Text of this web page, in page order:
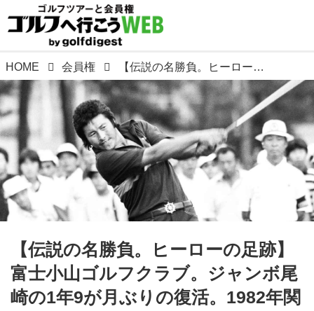
HOME 会員権 【伝説の名勝負。ヒーローの足跡】富士小山ゴルフクラブ。ジャンボ尾崎の1年9が月ぶりの復活。1982年関東オープン
【伝説の名勝負。ヒーローの足跡】
富士小山ゴルフクラブ。ジャンボ尾
崎の1年9が月ぶりの復活。1982年関